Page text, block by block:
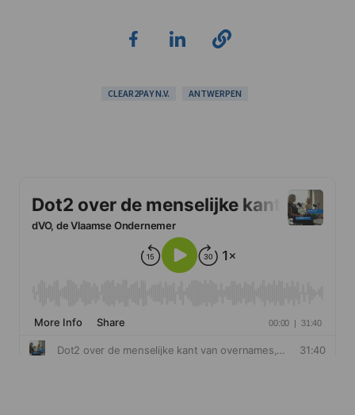
CLEAR2PAY N.V. ANTWERPEN